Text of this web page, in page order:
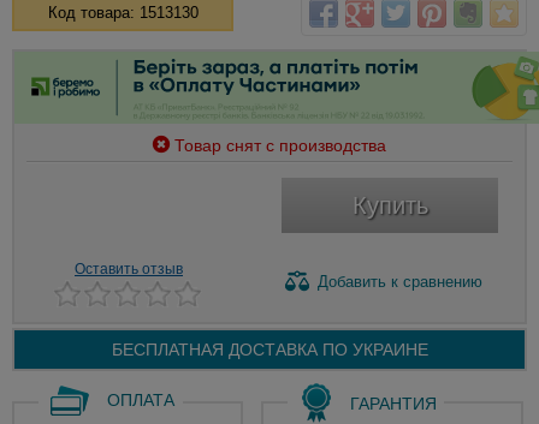
Код товара: 1513130
Товар снят с производства
Купить
Оставить отзыв
Добавить к сравнению
БЕСПЛАТНАЯ ДОСТАВКА ПО УКРАИНЕ
ОПЛАТА ГАРАНТИЯ